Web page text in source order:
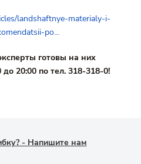
landshaftnye-materialy-i-
po...
готовы на них
20:00 по тел. 318-318-0!
- Напишите нам